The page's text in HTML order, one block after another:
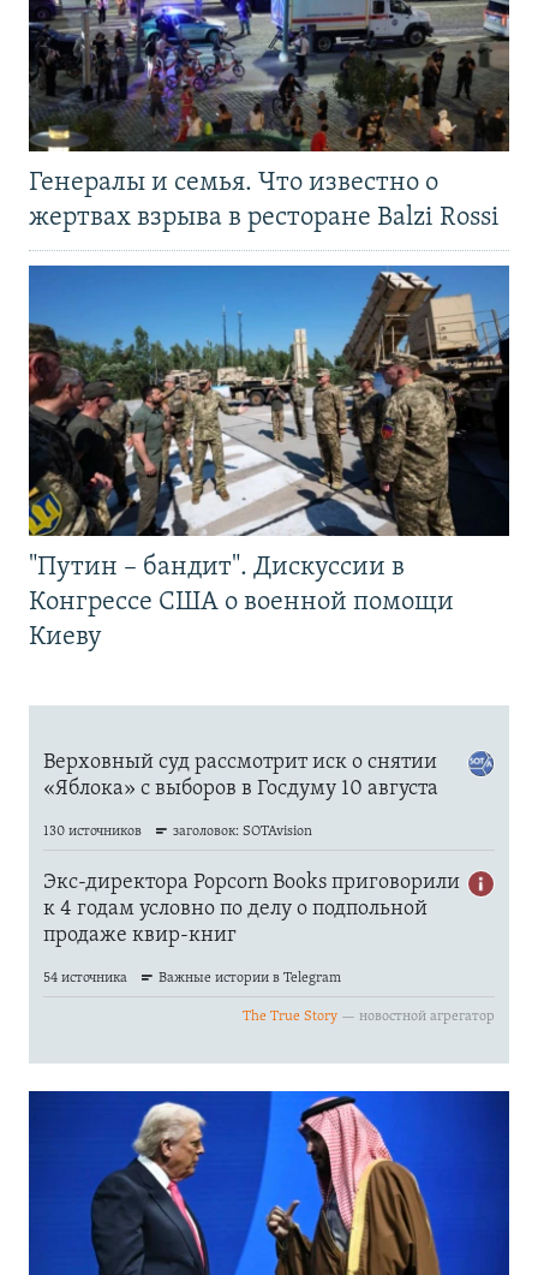
Генералы и семья. Что известно о
жертвах взрыва в ресторане Balzi Rossi
"Путин – бандит". Дискуссии в
Конгрессе США о военной помощи
Киеву